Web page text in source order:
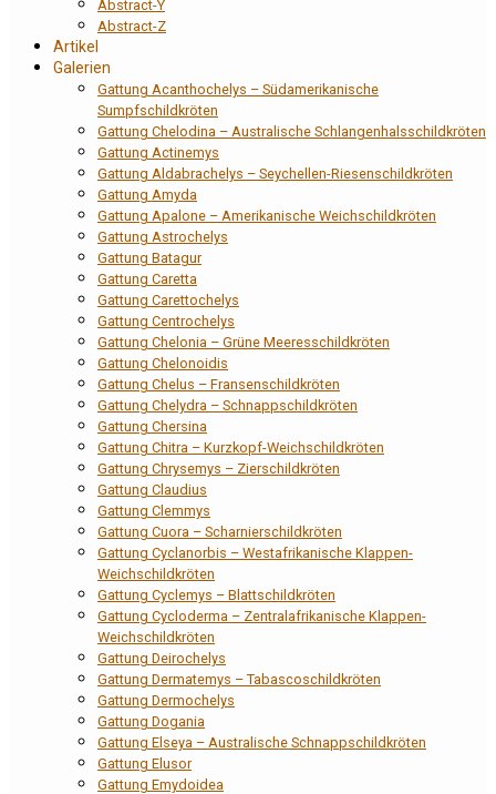
Abstract-Y
Abstract-Z
Artikel
Galerien
Gattung Acanthochelys – Südamerikanische
Sumpfschildkröten
Gattung Chelodina – Australische Schlangenhalsschildkröten
Gattung Actinemys
Gattung Aldabrachelys – Seychellen-Riesenschildkröten
Gattung Amyda
Gattung Apalone – Amerikanische Weichschildkröten
Gattung Astrochelys
Gattung Batagur
Gattung Caretta
Gattung Carettochelys
Gattung Centrochelys
Gattung Chelonia – Grüne Meeresschildkröten
Gattung Chelonoidis
Gattung Chelus – Fransenschildkröten
Gattung Chelydra – Schnappschildkröten
Gattung Chersina
Gattung Chitra – Kurzkopf-Weichschildkröten
Gattung Chrysemys – Zierschildkröten
Gattung Claudius
Gattung Clemmys
Gattung Cuora – Scharnierschildkröten
Gattung Cyclanorbis – Westafrikanische Klappen-
Weichschildkröten
Gattung Cyclemys – Blattschildkröten
Gattung Cycloderma – Zentralafrikanische Klappen-
Weichschildkröten
Gattung Deirochelys
Gattung Dermatemys – Tabascoschildkröten
Gattung Dermochelys
Gattung Dogania
Gattung Elseya – Australische Schnappschildkröten
Gattung Elusor
Gattung Emydoidea